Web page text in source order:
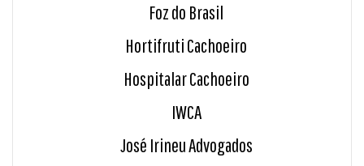
Foz do Brasil
Hortifruti Cachoeiro
Hospitalar Cachoeiro
IWCA
José Irineu Advogados